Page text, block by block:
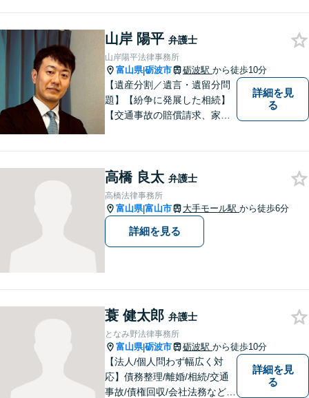
の声にしっかり耳を傾ける姿
勢は変わりません。
山岸 陽平 弁護士
山岸陽平法律事務所
富山県|砺波市 砺波駅 から徒歩10分
【遺産分割／遺言・遺留分問
題】【紛争に発展した相続】
【交通事故の賠償請求、家族
交渉などの代理人活動を行い
ます。顧問契約先の法律相
談、個人の方の法律相談対応
も。
詳細を見
る
高橋 良太 弁護士
高橋法律事務所
富山県|富山市 大手モール駅 から徒歩6分
詳細を見る
蓑 健太郎 弁護士
となみ野法律事務所
富山県|砺波市 砺波駅 から徒歩10分
【法人/個人問わず幅広く対
応】債務整理/離婚/相続/交通
事故/債権回収/会社法務など幅
詳細を見
る